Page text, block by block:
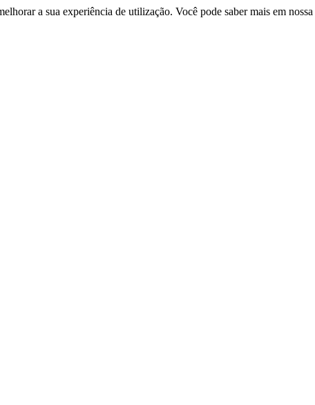
a sua experiência de utilização. Você pode saber mais em nossa